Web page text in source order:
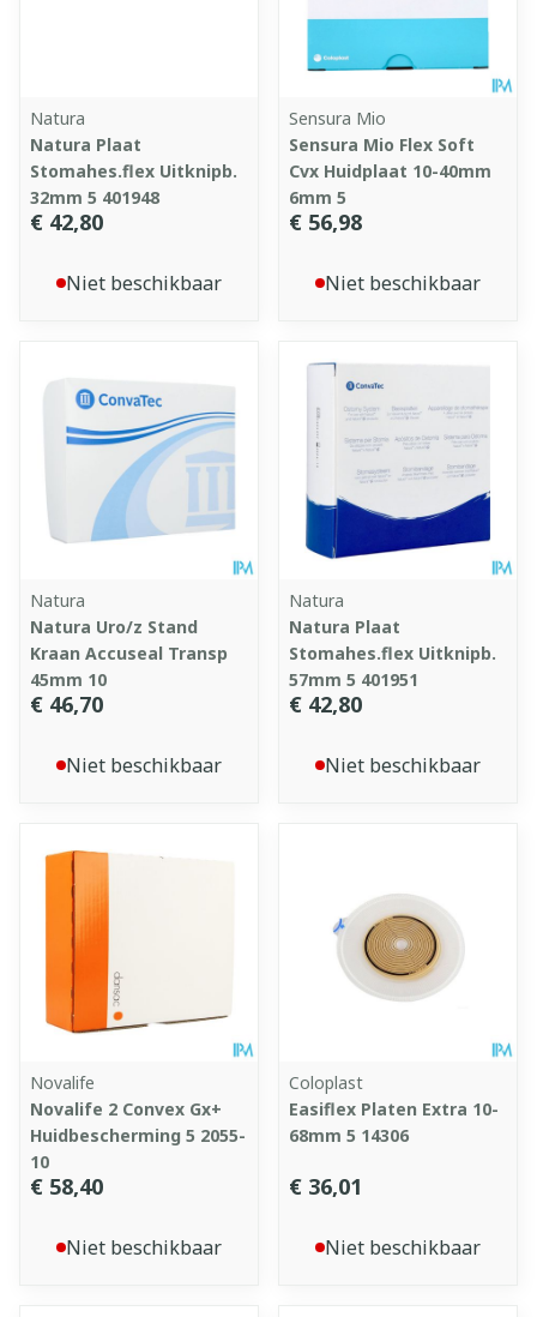
Natura
Natura Plaat
Stomahes.flex Uitknipb.
32mm 5 401948
€ 42,80
Niet beschikbaar
Sensura Mio
Sensura Mio Flex Soft
Cvx Huidplaat 10-40mm
6mm 5
€ 56,98
Niet beschikbaar
Natura
Natura Uro/z Stand
Kraan Accuseal Transp
45mm 10
€ 46,70
Niet beschikbaar
Natura
Natura Plaat
Stomahes.flex Uitknipb.
57mm 5 401951
€ 42,80
Niet beschikbaar
Novalife
Novalife 2 Convex Gx+
Huidbescherming 5 2055-
10
€ 58,40
Niet beschikbaar
Coloplast
Easiflex Platen Extra 10-
68mm 5 14306
€ 36,01
Niet beschikbaar